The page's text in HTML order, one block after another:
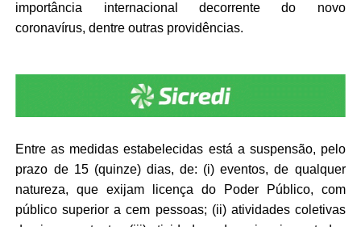
importância internacional decorrente do novo
coronavírus, dentre outras providências.
Entre as medidas estabelecidas está a suspensão, pelo
prazo de 15 (quinze) dias, de: (i) eventos, de qualquer
natureza, que exijam licença do Poder Público, com
público superior a cem pessoas; (ii) atividades coletivas